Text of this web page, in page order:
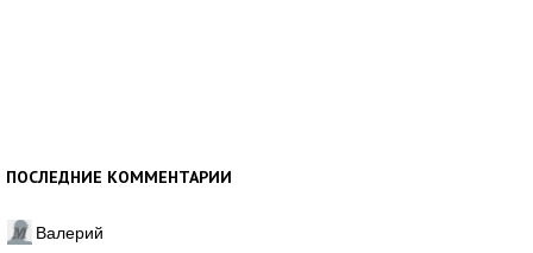
ПОСЛЕДНИЕ КОММЕНТАРИИ
Валерий